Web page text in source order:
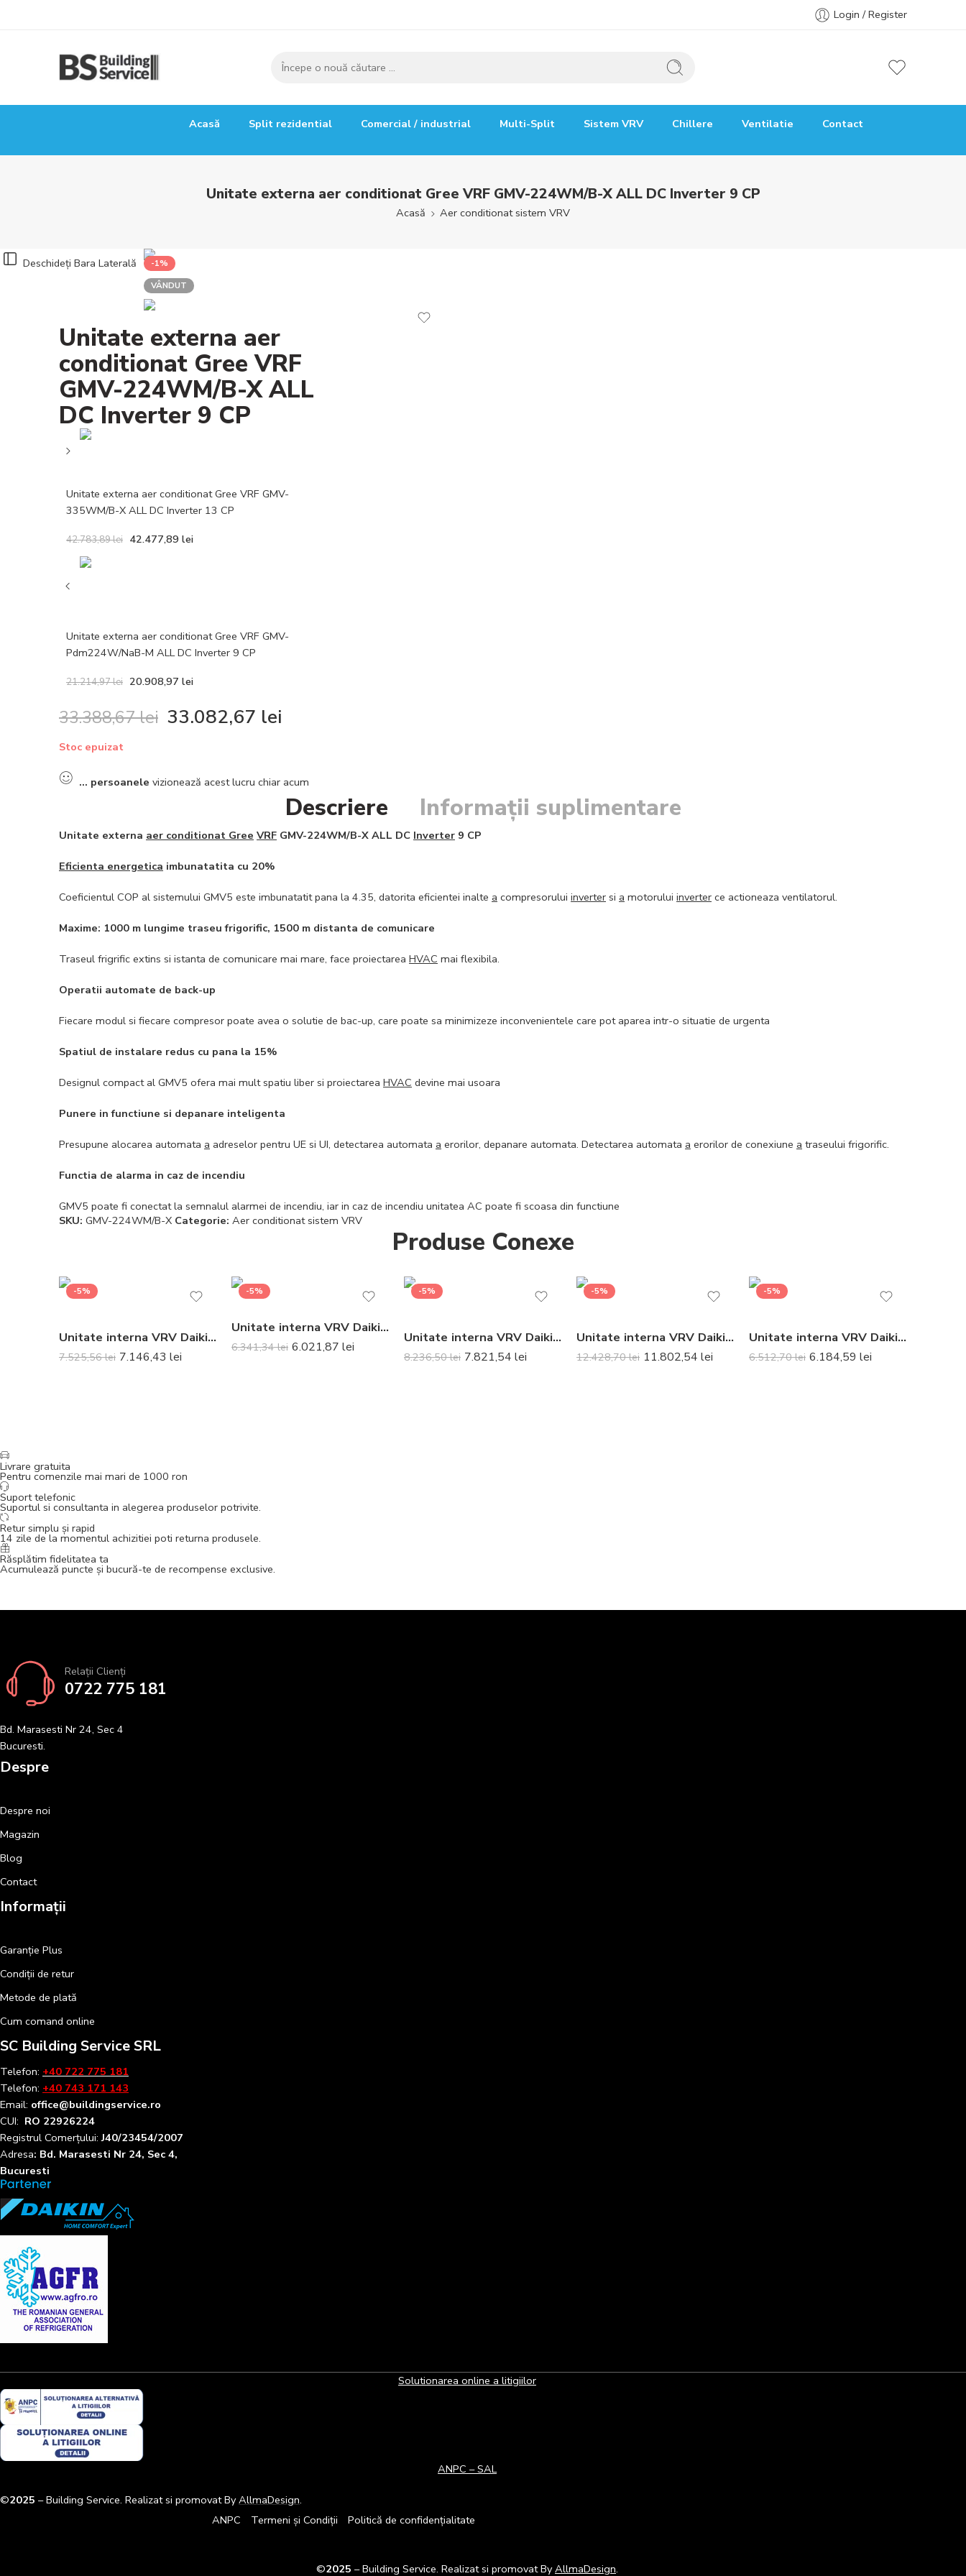
Login / Register
Acasă Split rezidential Comercial / industrial Multi-Split Sistem VRV Chillere Ventilatie Contact
Unitate externa aer conditionat Gree VRF GMV-224WM/B-X ALL DC Inverter 9 CP
Acasă Aer conditionat sistem VRV
Deschideți Bara Laterală
-1%
VÂNDUT
Unitate externa aer
conditionat Gree VRF
GMV-224WM/B-X ALL
DC Inverter 9 CP
Unitate externa aer conditionat Gree VRF GMV-
335WM/B-X ALL DC Inverter 13 CP
42.783,89lei 42.477,89 lei
Unitate externa aer conditionat Gree VRF GMV-
Pdm224W/NaB-M ALL DC Inverter 9 CP
21.214,97lei 20.908,97 lei
33.388,67lei 33.082,67 lei
Stoc epuizat
... persoanele vizionează acest lucru chiar acum
Descriere Informații suplimentare
Unitate externa aer conditionat Gree VRF GMV-224WM/B-X ALL DC Inverter 9 CP
Eficienta energetica imbunatatita cu 20%
Coeficientul COP al sistemului GMV5 este imbunatatit pana la 4.35, datorita eficientei inalte a compresorului inverter si a motorului inverter ce actioneaza ventilatorul.
Maxime: 1000 m lungime traseu frigorific, 1500 m distanta de comunicare
Traseul frigrific extins si istanta de comunicare mai mare, face proiectarea HVAC mai flexibila.
Operatii automate de back-up
Fiecare modul si fiecare compresor poate avea o solutie de bac-up, care poate sa minimizeze inconvenientele care pot aparea intr-o situatie de urgenta
Spatiul de instalare redus cu pana la 15%
Designul compact al GMV5 ofera mai mult spatiu liber si proiectarea HVAC devine mai usoara
Punere in functiune si depanare inteligenta
Presupune alocarea automata a adreselor pentru UE si UI, detectarea automata a erorilor, depanare automata. Detectarea automata a erorilor de conexiune a traseului frigorific.
Functia de alarma in caz de incendiu
GMV5 poate fi conectat la semnalul alarmei de incendiu, iar in caz de incendiu unitatea AC poate fi scoasa din functiune
SKU: GMV-224WM/B-X Categorie: Aer conditionat sistem VRV
Produse Conexe
-5%
Unitate interna VRV Daikin FXCQ50A caseta aer 2 directii 5.6 kW – Nu include panou decorativ și telecomanda
7.525,56lei 7.146,43 lei
-5%
Unitate interna VRV Daikin FXDQ40A duct 4.5 kW – Nu include telecomanda
6.341,34lei 6.021,87 lei
-5%
Unitate interna VRV Daikin FXZQ50A caseta perfect plata 5.6 kW – Nu include panou decorativ și telecomanda
8.236,50lei 7.821,54 lei
-5%
Unitate interna VRV Daikin FXCQ125A caseta aer 2 directii 14.0 kW – Nu include panou decorativ și telecomanda
12.428,70lei 11.802,54 lei
-5%
Unitate interna VRV Daikin FXCQ25A caseta aer 2 directii 2.8 kW – Nu include panou decorativ și telecomanda
6.512,70lei 6.184,59 lei
Livrare gratuita
Pentru comenzile mai mari de 1000 ron
Suport telefonic
Suportul si consultanta in alegerea produselor potrivite.
Retur simplu și rapid
14 zile de la momentul achizitiei poti returna produsele.
Răsplătim fidelitatea ta
Acumulează puncte și bucură-te de recompense exclusive.
Relații Clienți
0722 775 181
Bd. Marasesti Nr 24, Sec 4
Bucuresti.
Despre
Despre noi
Magazin
Blog
Contact
Informații
Garanție Plus
Condiții de retur
Metode de plată
Cum comand online
SC Building Service SRL
Telefon: +40 722 775 181
Telefon: +40 743 171 143
Email: office@buildingservice.ro
CUI: RO 22926224
Registrul Comerțului:J40/23454/2007
Adresa: Bd. Marasesti Nr 24, Sec 4,
Bucuresti
Solutionarea online a litigiilor
ANPC – SAL
©2025 – Building Service. Realizat si promovat ByAllmaDesign.
ANPC
Termeni și Condiții Politică de confidențialitate
©2025 – Building Service. Realizat si promovat ByAllmaDesign.